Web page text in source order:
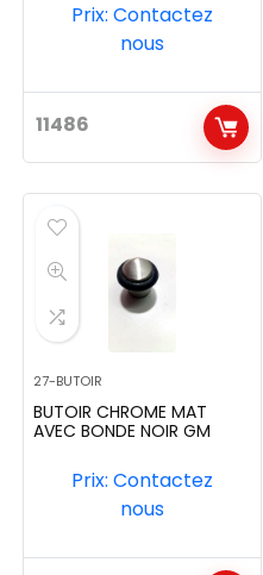
11486
Prix: Contactez
nous
27-BUTOIR
BUTOIR CHROME MAT
AVEC BONDE NOIR GM
Prix: Contactez
nous